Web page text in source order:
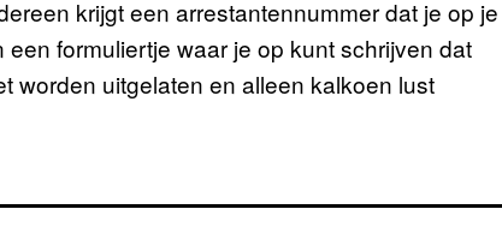
krijgt een arrestantennummer dat je op je
formuliertje waar je op kunt schrijven dat
worden uitgelaten en alleen kalkoen lust